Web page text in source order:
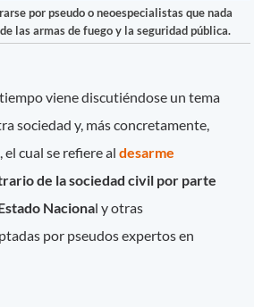
por pseudo o neoespecialistas que nada
las armas de fuego y la seguridad pública.
viene discutiéndose un tema
sociedad y, más concretamente,
cual se refiere aldesarme
de la sociedad civil por parte
Nacional y otras
por pseudos expertos en